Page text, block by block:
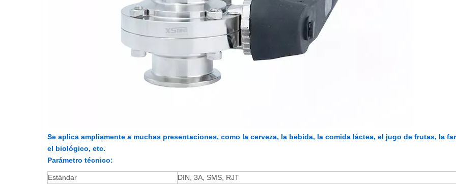
Se aplica ampliamente a muchas presentaciones, como la cerveza, la bebida, la comida láctea, el jugo de frutas, la
el biológico, etc.
Parámetro técnico:
Estándar
DIN, 3A, SMS, RJT